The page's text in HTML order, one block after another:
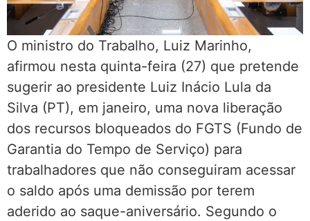
O ministro do Trabalho, Luiz Marinho,
afirmou nesta quinta-feira (27) que pretende
sugerir ao presidente Luiz Inácio Lula da
Silva (PT), em janeiro, uma nova liberação
dos recursos bloqueados do FGTS (Fundo de
Garantia do Tempo de Serviço) para
trabalhadores que não conseguiram acessar
o saldo após uma demissão por terem
aderido ao saque-aniversário. Segundo o